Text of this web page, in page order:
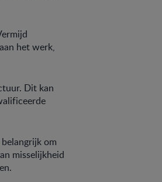
het werk,
Dit kan
om
misselijkheid